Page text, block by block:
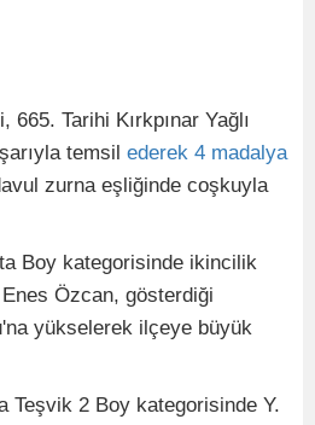
Tarihi Kırkpınar Yağlı
temsil ederek 4 madalya
zurna eşliğinde coşkuyla
Boy kategorisinde ikincilik
Özcan, gösterdiği
yükselerek ilçeye büyük
Teşvik 2 Boy kategorisinde Y.